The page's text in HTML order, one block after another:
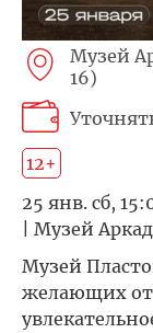
Музей
16)
12+
25 янв. сб,
| Музей
Музей
желающих